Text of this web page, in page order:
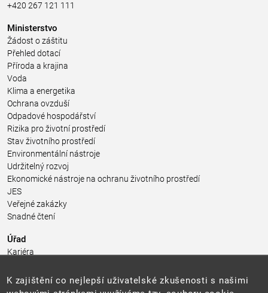
+420 267 121 111
Ministerstvo
Žádost o záštitu
Přehled dotací
Příroda a krajina
Voda
Klima a energetika
Ochrana ovzduší
Odpadové hospodářství
Rizika pro životní prostředí
Stav životního prostředí
Environmentální nástroje
Udržitelný rozvoj
Ekonomické nástroje na ochranu životního prostředí
JES
Veřejné zakázky
Snadné čtení
Úřad
Kariéra
Pro média a veřejnost
Povinně zveřejňované informace
K zajištění co nejlepší uživatelské zkušenosti s našimi